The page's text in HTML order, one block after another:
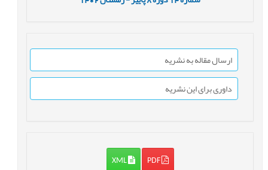
ارسال مقاله به نشریه
داوری برای این نشریه
PDF
XML